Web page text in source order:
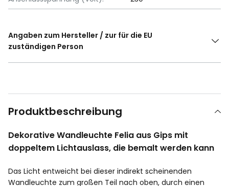
Angaben zum Hersteller / zur für die EU
zuständigen Person
Produktbeschreibung
Dekorative Wandleuchte Felia aus Gips mit
doppeltem Lichtauslass, die bemalt werden kann
Das Licht entweicht bei dieser indirekt scheinenden
Wandleuchte zum großen Teil nach oben, durch einen